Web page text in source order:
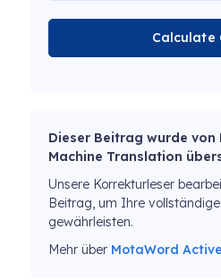
Calculate
Dieser Beitrag wurde von
Machine Translation
Unsere Korrekturleser
Beitrag, um Ihre
gewährleisten.
Mehr über MotaWord